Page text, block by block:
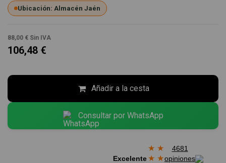
Ubicación: Almacén Jaén
88,00 € Sin IVA
106,48 €
Añadir a la cesta
Consultar por WhatsApp
Excelente
★ ★
★ ★
4681
opiniones